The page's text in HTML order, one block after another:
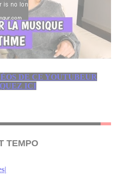
DE CE YOUTUBEUR
ICI
TEMPO